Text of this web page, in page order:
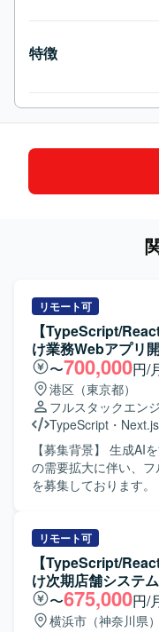
特徴
リモート可
【TypeScript/
け業務Webアプリ
〜700,000円/
港区（東京都）
フルスタックエン
TypeScript ・ Next.js
【募集背景】 生成AI
の需要拡大に伴い、
を募集しております。 【作業内容】 生成AIモデル（Azure
担当いただきます。
Webアプリケーショ
せたカスタマイズや機
様ごとに最適化した
プラグインの連携実
ーションを構築して
リモート可
【TypeScript/
け次期店舗システ
〜675,000円/
横浜市（神奈川県）